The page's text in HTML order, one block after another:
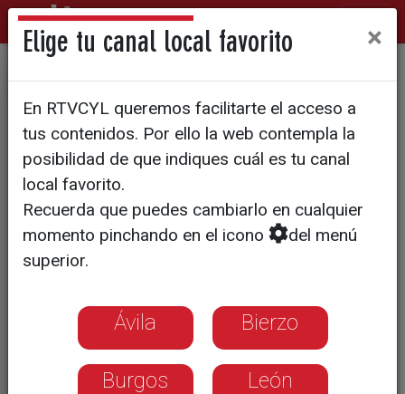
modificada genéticamente
El CISC consigue elaborar un
pan de trigo apto para
celíacos
Este estudio está pendiente de un
existen en el mercado diferentes
tipo de pan sin gluten
Elige tu canal local favorito ×
En RTVCYL queremos facilitarte el acceso a
tus contenidos. Por ello la web contempla la
posibilidad de que indiques cuál es tu canal
local favorito.
Recuerda que puedes cambiarlo en cualquier
momento pinchando en el icono
del menú
superior.
Ávila Bierzo
Burgos León